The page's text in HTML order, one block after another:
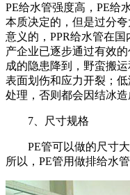
PE给水管强度高， PE给
本质决定的，但是过分夸
意义的， PPR给水管在国
产企业已逐步通过有效
成的隐患降到，野蛮搬
表面划伤和应力开裂；
处理，否则都会因结冰造
7 、尺寸规格
PE管可以做的尺寸
所以， PE管用做排给水